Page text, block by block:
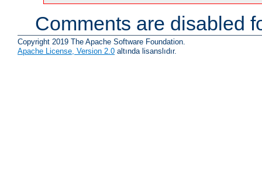
Comments are disabled
Copyright 2019 The Apache Software Foundation.
Apache License, Version 2.0 altında lisanslıdır.